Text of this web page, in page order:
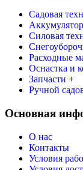
Садовая
Силовая
Расходные
Оснастка и
Запчасти +
Ручной
Основная
О нас
Контакты
Условия